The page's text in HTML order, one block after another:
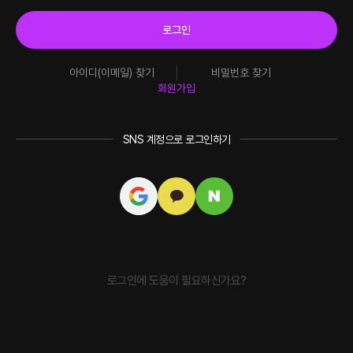
로그인
아이디(이메일) 찾기
비밀번호 찾기
회원가입
SNS 계정으로 로그인하기
로그인에 도움이 필요하신가요?